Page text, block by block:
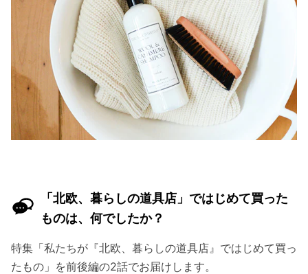
「北欧、暮らしの道具店」ではじめて買った
ものは、何でしたか？
特集「私たちが『北欧、暮らしの道具店』ではじめて買っ
たもの」を前後編の2話でお届けします。